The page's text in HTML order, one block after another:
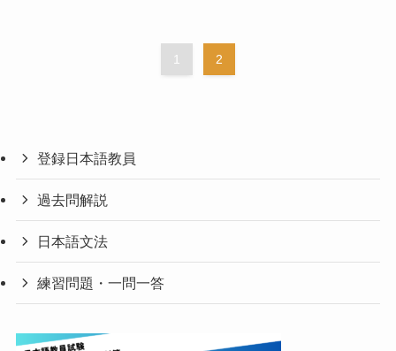
1 2
登録日本語教員
過去問解説
日本語文法
練習問題・一問一答